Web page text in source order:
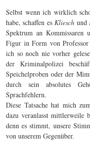
Selbst wenn ich wirklich
habe, schaffen esKliesch und
Spektrum an Kommissaren
Figur in Form von
ich so noch nie vorher
der Kriminalpolizei
Speichelproben oder der
durch sein absolutes
Sprachfehlern.
Diese Tatsache hat mich
dazu veranlasst mittlerweile
denn es stimmt, unsere
von unserem Gegenüber.